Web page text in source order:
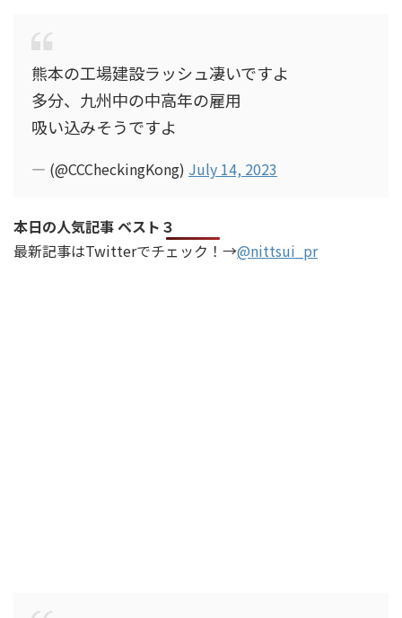
熊本の工場建設ラッシュ凄いですよ
多分、九州中の中高年の雇用
吸い込みそうですよ
— (@CCCheckingKong) July 14, 2023
本日の人気記事 ベスト３
最新記事はTwitterでチェック！→@nittsui_pr